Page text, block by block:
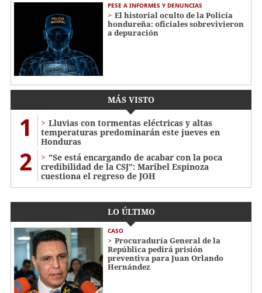
PESE A INFORMES Y DENUNCIAS
El historial oculto de la Policía
hondureña: oficiales sobrevivieron
a depuración
MÁS VISTO
1
Lluvias con tormentas eléctricas y altas
temperaturas predominarán este jueves en
Honduras
2
"Se está encargando de acabar con la poca
credibilidad de la CSJ": Maribel Espinoza
cuestiona el regreso de JOH
LO ÚLTIMO
CASO
Procuraduría General de la
República pedirá prisión
preventiva para Juan Orlando
Hernández